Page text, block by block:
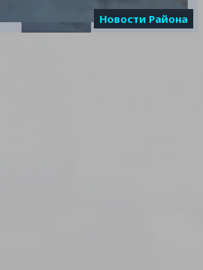
Новости Района